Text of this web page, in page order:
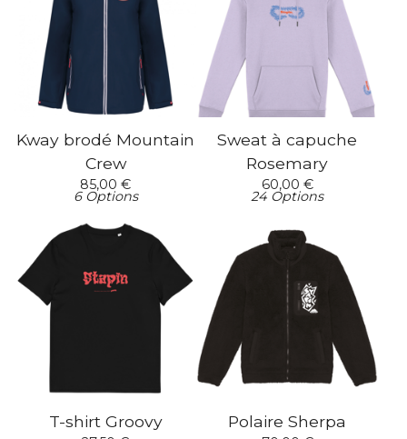
Kway brodé Mountain
Crew
85,00 €
6 Options
Sweat à capuche
Rosemary
60,00 €
24 Options
T-shirt Groovy Polaire Sherpa